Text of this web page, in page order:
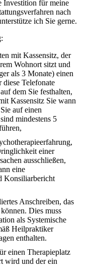
Investition für meine
nach
ich Sie gerne.
mit Kassensitz, der
Wohnort sitzt und
als 3 Monate) einen
Telefonate
dem Sie festhalten,
Kassensitz Sie wann
auf einen
mindestens 5
einer
ausschließen,
eine
Konsiliarbericht
Anschreiben, das
Dies muss
als Systemische
Heilpraktiker
enthalten.
einen Therapieplatz
wird und der ein